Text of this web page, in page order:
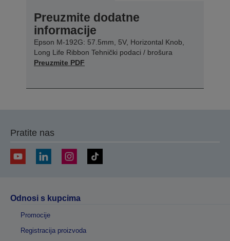
Preuzmite dodatne
informacije
Epson M-192G: 57.5mm, 5V, Horizontal Knob,
Long Life Ribbon Tehnički podaci / brošura
Preuzmite PDF
Pratite nas
Odnosi s kupcima
Promocije
Registracija proizvoda